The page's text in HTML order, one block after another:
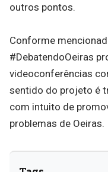
outros pontos.
Conforme
#DebatendoOeiras
videoconferências
sentido do projeto é
com intuito de
problemas de Oeiras.